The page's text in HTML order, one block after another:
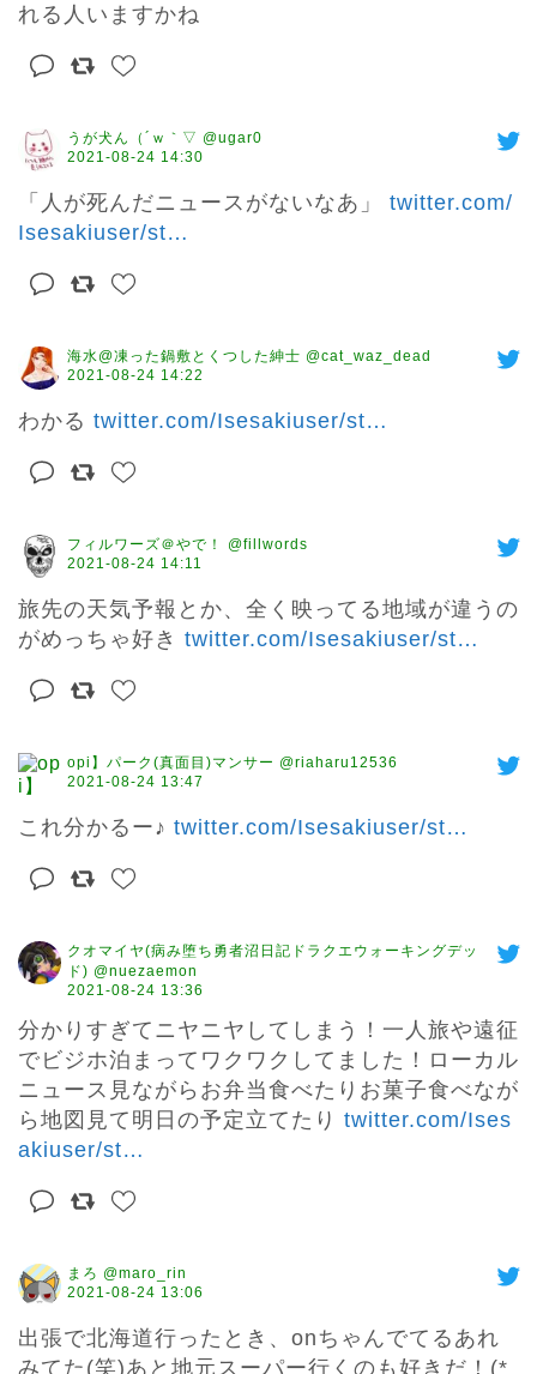
れる人いますかね
うが犬ん（´ｗ｀▽ @ugar0
2021-08-24 14:30
「人が死んだニュースがないなあ」 twitter.com/
Isesakiuser/st…
海水@凍った鍋敷とくつした紳士 @cat_waz_dead
2021-08-24 14:22
わかる twitter.com/Isesakiuser/st…
フィルワーズ＠やで！ @fillwords
2021-08-24 14:11
旅先の天気予報とか、全く映ってる地域が違うの
がめっちゃ好き twitter.com/Isesakiuser/st…
opi】パーク(真面目)マンサー @riaharu12536
2021-08-24 13:47
これ分かるー♪ twitter.com/Isesakiuser/st…
クオマイヤ(病み堕ち勇者沼日記ドラクエウォーキングデッ
ド) @nuezaemon
2021-08-24 13:36
分かりすぎてニヤニヤしてしまう！一人旅や遠征
でビジホ泊まってワクワクしてました！ローカル
ニュース見ながらお弁当食べたりお菓子食べなが
ら地図見て明日の予定立てたり twitter.com/Ises
akiuser/st…
まろ @maro_rin
2021-08-24 13:06
出張で北海道行ったとき、onちゃんでてるあれ
みてた(笑)あと地元スーパー行くのも好きだ！(*